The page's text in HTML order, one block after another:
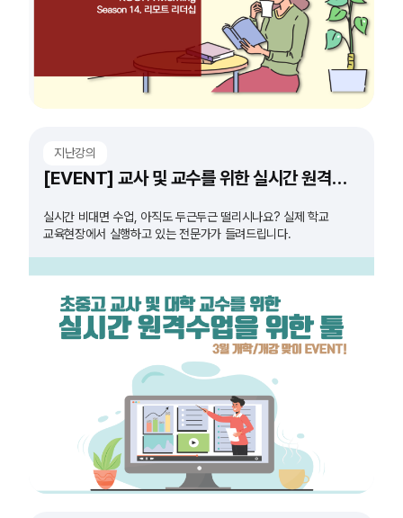
지난강의
[EVENT] 교사 및 교수를 위한 실시간 원격수업 도구 특강
실시간 비대면 수업, 아직도 두근두근 떨리시나요? 실제 학교
교육현장에서 실행하고 있는 전문가가 들려드립니다.